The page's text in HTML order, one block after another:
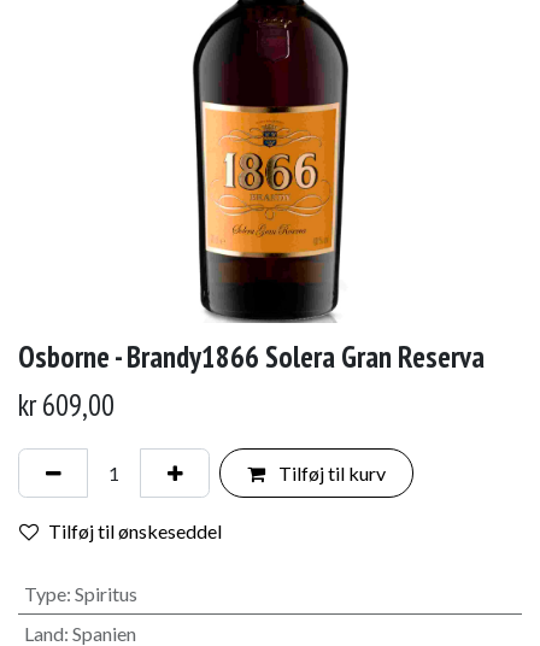
Osborne - Brandy1866 Solera Gran Reserva
kr609,00
Tilføj til kurv
Tilføj til ønskeseddel
Type: Spiritus
Land: Spanien